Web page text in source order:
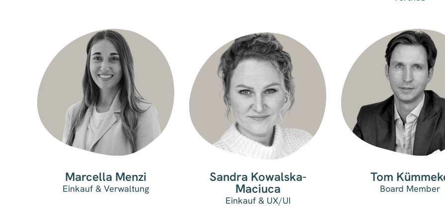
Marcella Menzi
Einkauf & Verwaltung
Sandra Kowalska-
Maciuca
Einkauf & UX/UI
Tom
Board Member